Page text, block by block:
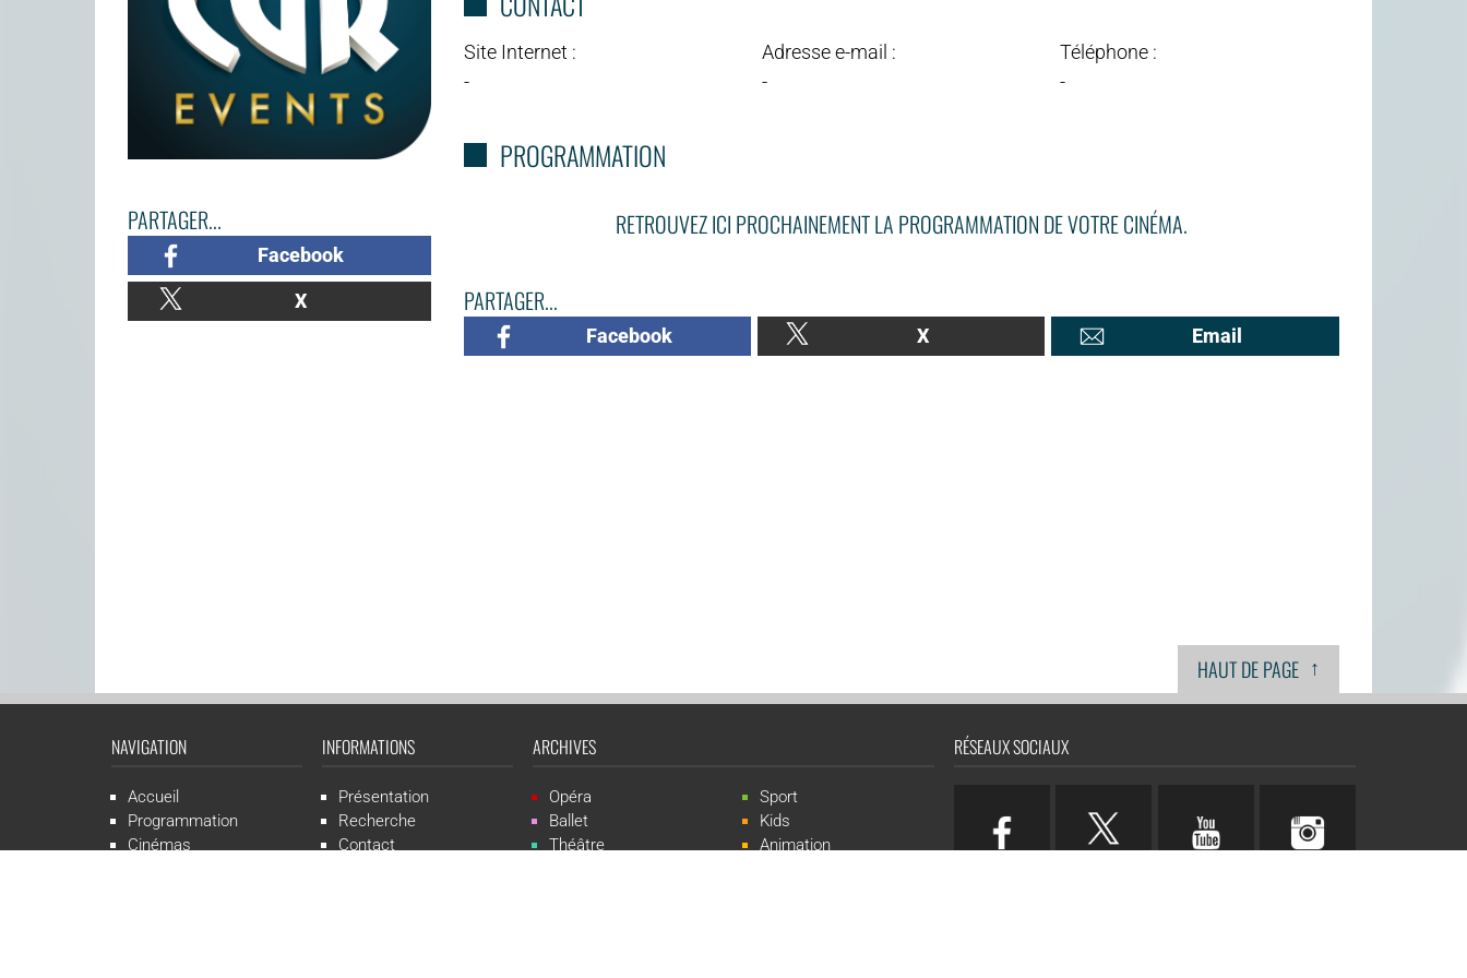
PARTAGER...
Facebook
X
Site Internet :
-
Adresse e-mail :
-
Téléphone :
-
PROGRAMMATION
RETROUVEZ ICI PROCHAINEMENT LA PROGRAMMATION DE VOTRE CINÉMA.
PARTAGER...
Facebook X Email
HAUT DE PAGE ↑
NAVIGATION
Accueil
Programmation
Cinémas
INFORMATIONS
Présentation
Recherche
Contact
ARCHIVES
Opéra
Ballet
Théâtre
Sport
Kids
Animation
RÉSEAUX SOCIAUX